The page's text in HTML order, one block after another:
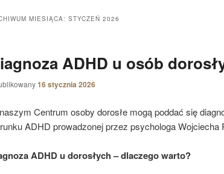
MIESIĄCA: STYCZEŃ 2026
ADHD u osób
16 stycznia 2026
Centrum osoby dorosłe mogą poddać się
ADHD prowadzonej przez psychologa Wojciecha
ADHD u dorosłych – dlaczego warto?